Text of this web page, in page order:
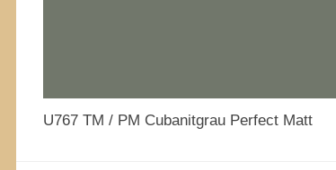
U767 TM / PM Cubanitgrau Perfect Matt